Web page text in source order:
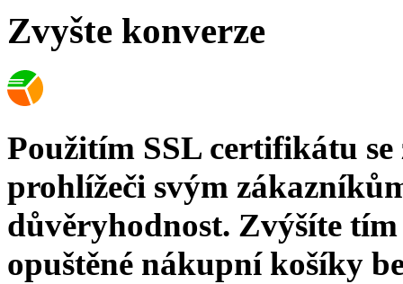
Zvyšte konverze
Použitím SSL certifikátu
prohlížeči svým
důvěryhodnost. Zvýšíte
opuštěné nákupní košíky